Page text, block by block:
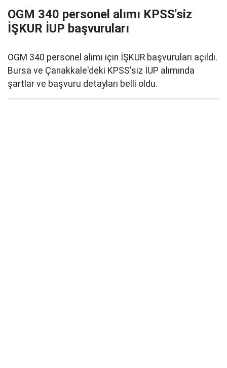
OGM 340 personel alımı KPSS'siz
İŞKUR İUP başvuruları
OGM 340 personel alımı için İŞKUR başvuruları açıldı.
Bursa ve Çanakkale'deki KPSS'siz İUP alımında
şartlar ve başvuru detayları belli oldu.